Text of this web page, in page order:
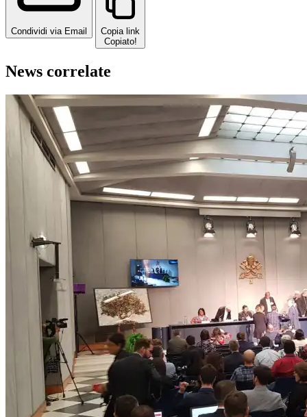
Condividi via Email
Copia link
Copiato!
News correlate